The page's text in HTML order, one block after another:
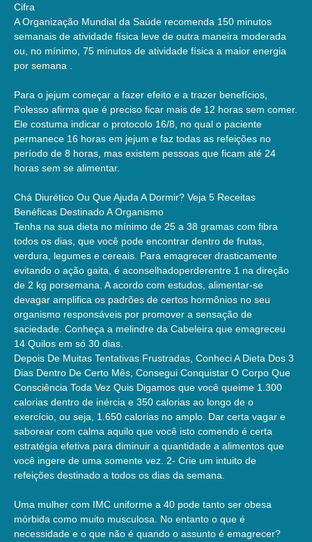
Cifra
A Organização Mundial da Saúde recomenda 150 minutos
semanais de atividade física leve de outra maneira moderada
ou, no mínimo, 75 minutos de atividade física a maior energia
por semana .
Para o jejum começar a fazer efeito e a trazer benefícios,
Polesso afirma que é preciso ficar mais de 12 horas sem comer.
Ele costuma indicar o protocolo 16/8, no qual o paciente
permanece 16 horas em jejum e faz todas as refeições no
período de 8 horas, mas existem pessoas que ficam até 24
horas sem se alimentar.
Chá Diurético Ou Que Ajuda A Dormir? Veja 5 Receitas
Benéficas Destinado A Organismo
Tenha na sua dieta no mínimo de 25 a 38 gramas com fibra
todos os dias, que você pode encontrar dentro de frutas,
verdura, legumes e cereais. Para emagrecer drasticamente
evitando o ação gaita, é aconselhadoperderentre 1 na direção
de 2 kg porsemana. A acordo com estudos, alimentar-se
devagar amplifica os padrões de certos hormônios no seu
organismo responsáveis por promover a sensação de
saciedade. Conheça a melindre da Cabeleira que emagreceu
14 Quilos em só 30 dias.
Depois De Muitas Tentativas Frustradas, Conheci A Dieta Dos 3
Dias Dentro De Certo Mês, Consegui Conquistar O Corpo Que
Consciência Toda Vez Quis Digamos que você queime 1.300
calorias dentro de inércia e 350 calorias ao longo de o
exercício, ou seja, 1.650 calorias no amplo. Dar certa vagar e
saborear com calma aquilo que você isto comendo é certa
estratégia efetiva para diminuir a quantidade a alimentos que
você ingere de uma somente vez. 2- Crie um intuito de
refeições destinado a todos os dias da semana.
Uma mulher com IMC uniforme a 40 pode tanto ser obesa
mórbida como muito musculosa. No entanto o que é
necessidade e o que não é quando o assunto é emagrecer?